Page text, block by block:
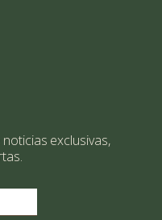
exclusivas,